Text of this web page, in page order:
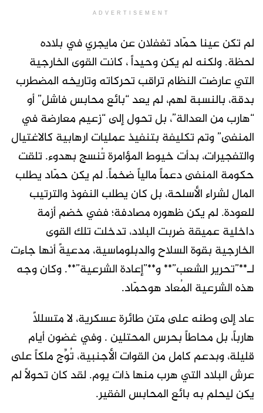
ADVERTISEMENT
لم تكن عينا حمّاد تغفلان عن مايجري في بلاده
لحظة. ولكنه لم يكن وحيداً ، كانت القوى الخارجية
التي عارضت النظام تراقب تحركاته وتاريخه المضطرب
بدقة، بالنسبة لهم، لم يعد “بائع محابس فاشل” أو
“هارب من العدالة”، بل تحول إلى “زعيم معارضة في
المنفى” وتم تكليفة بتنفيذ عمليات ارهابية كالاغتيال
والتفجيرات، بدأت خيوط المؤامرة تُنسج بهدوء. تلقت
حكومة المنفى دعماً مالياً ضخماً. لم يكن حمّاد يطلب
المال لشراء الأسلحة، بل كان يطلب النفوذ والترتيب
للعودة. لم يكن ظهوره مصادفة؛ ففي خضم أزمة
داخلية عميقة ضربت البلاد، تدخلت تلك القوى
الخارجية بقوة السلاح والدبلوماسية، مدعيةً أنها جاءت
لـ**”تحرير الشعب”** و**”إعادة الشرعية”**. وكان وجه
هذه الشرعية المُعاد هوحمّاد.
عاد إلى وطنه على متن طائرة عسكرية، لا متسللاً
هارباً، بل محاطاً بحرس المحتلين . وفي غضون أيام
قليلة، وبدعم كامل من القوات الأجنبية، تُوِّج ملكاً على
عرش البلاد التي هرب منها ذات يوم. لقد كان تحولاً لم
يكن ليحلم به بائع المحابس الفقير.